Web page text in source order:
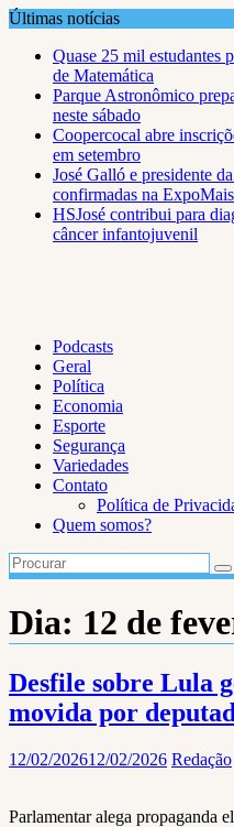
Skip
content
Últimas notícias
Quase 25 mil estudantes
de Matemática
Parque Astronômico
neste sábado
Coopercocal abre
em setembro
José Galló e presidente
confirmadas na ExpoMais
HSJosé contribui para
câncer infantojuvenil
Podcasts
Geral
Política
Economia
Esporte
Segurança
Variedades
Contato
Política de
Quem somos?
Dia: 12 de
Desfile sobre Lula
movida por
12/02/202612/02/2026 Redação
Parlamentar alega propaganda